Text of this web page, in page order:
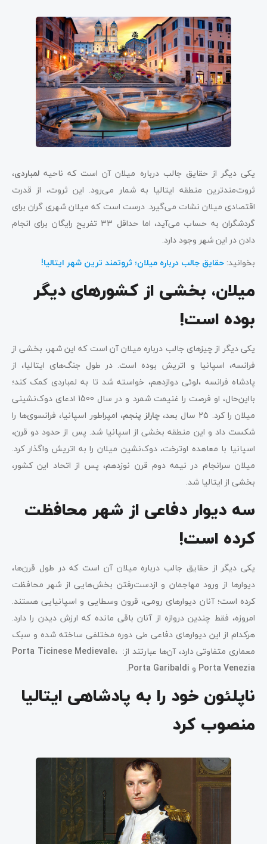
یکی دیگر از حقایق جالب درباره میلان آن است که ناحیه لمباردی،
ثروت‌‌مندترین منطقه ایتالیا به شمار می‌رود. این ثروت، از قدرت
اقتصادی میلان نشات می‌گیرد. درست است که میلان شهری گران برای
گردشگران به حساب می‌آید، اما حداقل 33 تفریح رایگان برای انجام
دادن در این شهر وجود دارد.
بخوانید: حقایق جالب درباره میلان؛ ثروتمند ترین شهر ایتالیا!
میلان، بخشی از کشورهای دیگر
بوده است!
یکی دیگر از چیزهای جالب درباره میلان آن است که این شهر، بخشی از
فرانسه، اسپانیا و اتریش بوده است. در طول جنگ‌های ایتالیا، از
پادشاه فرانسه ،لوئی دوازدهم، خواسته شد تا به لمباردی کمک کند؛
بااین‌حال، او فرصت را غنیمت شمرد و در سال 1500 ادعای دوک‌نشینی
میلان را کرد. 25 سال بعد،
چارلز پنجم، امپراطور اسپانیا، فرانسوی‌ها را
شکست داد و این منطقه بخشی از اسپانیا شد. پس از حدود دو قرن،
اسپانیا با معاهده اوترخت، دوک‌نشین میلان را به اتریش واگذار کرد.
میلان سرانجام در نیمه دوم قرن نوزدهم، پس از اتحاد این کشور،
بخشی از ایتالیا شد.
سه دیوار دفاعی از شهر محافظت
کرده است!
یکی دیگر از حقایق جالب درباره میلان آن است که در طول قرن‌ها،
دیوارها از ورود مهاجمان و از‌دست‌رفتن بخش‌هایی از شهر محافظت
کرده‌ است؛ آنان دیوارهای رومی، قرون وسطایی و اسپانیایی هستند.
امروزه، فقط چندین دروازه از آنان باقی مانده که ارزش دیدن را دارد.
هرکدام از این دیوارهای دفاعی طی دوره مختلفی ساخته شده و سبک
معماری متفاوتی دارد، آن‌ها عبارتند از: Porta Ticinese Medievale،
Porta Venezia و Porta Garibaldi
.
ناپلئون خود را به پادشاهی ایتالیا
منصوب کرد